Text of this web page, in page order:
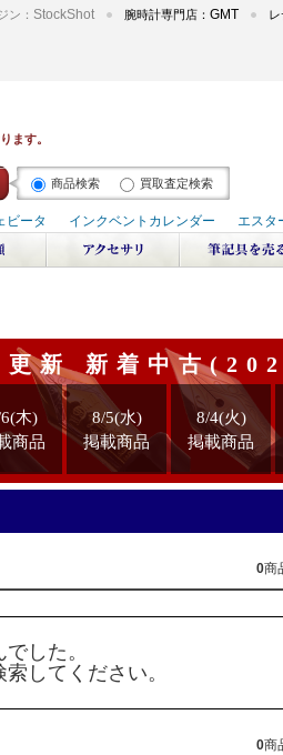
ン： StockShot 腕時計専門店： GMT
商品検索 買取査定検索
0商
した。
してください。
0商